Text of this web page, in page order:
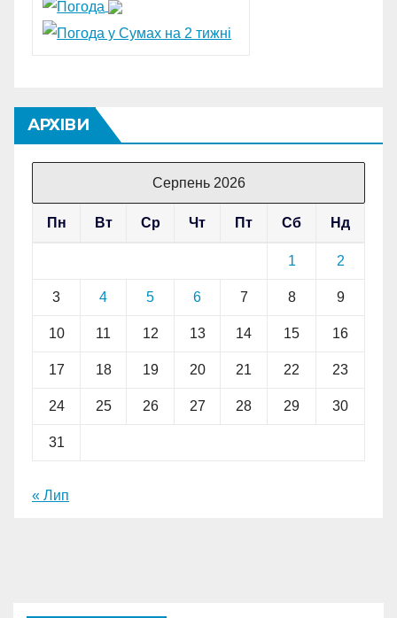
АРХІВИ
Серпень 2026
Пн Вт Ср Чт Пт Сб Нд
1 2
3 4 5 6 7 8 9
10 11 12 13 14 15 16
17 18 19 20 21 22 23
24 25 26 27 28 29 30
31
« Лип